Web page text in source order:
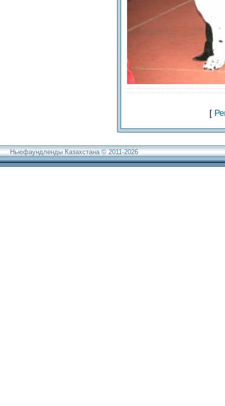
[
Ньюфаундленды Казахстана © 2011-2026